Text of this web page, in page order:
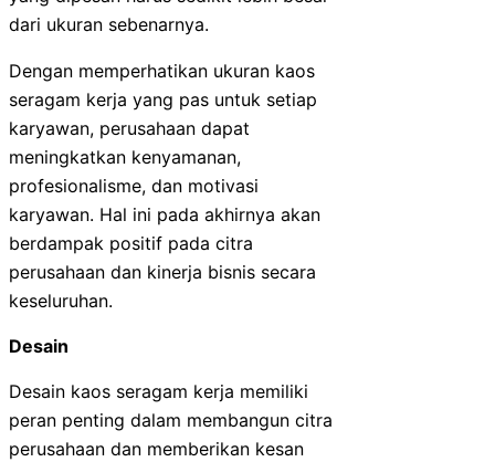
dari ukuran sebenarnya.
Dengan memperhatikan ukuran kaos
seragam kerja yang pas untuk setiap
karyawan, perusahaan dapat
meningkatkan kenyamanan,
profesionalisme, dan motivasi
karyawan. Hal ini pada akhirnya akan
berdampak positif pada citra
perusahaan dan kinerja bisnis secara
keseluruhan.
Desain
Desain kaos seragam kerja memiliki
peran penting dalam membangun citra
perusahaan dan memberikan kesan